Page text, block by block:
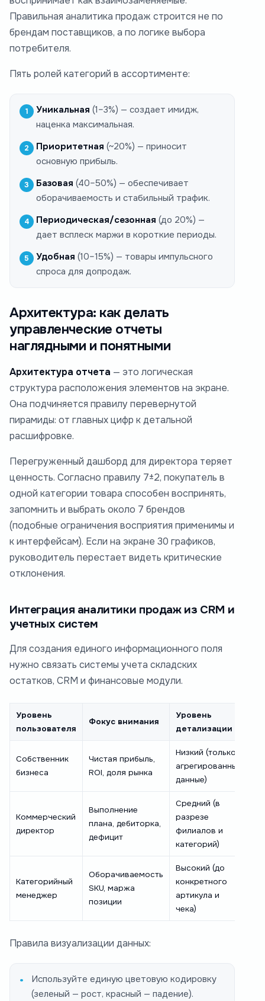
Правильная аналитика продаж строится не по
брендам поставщиков, а по логике выбора
потребителя.
Пять ролей категорий в ассортименте:
Уникальная (1–3%) — создает имидж,
наценка максимальная.
Приоритетная (~20%) — приносит
основную прибыль.
Базовая (40–50%) — обеспечивает
оборачиваемость и стабильный трафик.
Периодическая/сезонная (до 20%) —
дает всплеск маржи в короткие периоды.
Удобная (10–15%) — товары импульсного
спроса для допродаж.
Архитектура: как делать
управленческие отчеты
наглядными и понятными
Архитектура отчета — это логическая
структура расположения элементов на экране.
Она подчиняется правилу перевернутой
пирамиды: от главных цифр к детальной
расшифровке.
Перегруженный дашборд для директора теряет
ценность. Согласно правилу 7±2, покупатель в
одной категории товара способен воспринять,
запомнить и выбрать около 7 брендов
(подобные ограничения восприятия применимы и
к интерфейсам). Если на экране 30 графиков,
руководитель перестает видеть критические
отклонения.
Интеграция аналитики продаж из CRM и
учетных систем
Для создания единого информационного поля
нужно связать системы учета складских
остатков, CRM и финансовые модули.
Уровень
пользователя
Фокус внимания
Уровень
детализации
Собственник
бизнеса
Чистая прибыль,
ROI, доля рынка
Низкий (только
агрегированные
данные)
Коммерческий
директор
Выполнение
плана, дебиторка,
дефицит
Средний (в
разрезе
филиалов и
категорий)
Категорийный
менеджер
Оборачиваемость
SKU, маржа
позиции
Высокий (до
конкретного
артикула и
чека)
Правила визуализации данных:
Используйте единую цветовую кодировку
(зеленый — рост, красный — падение).